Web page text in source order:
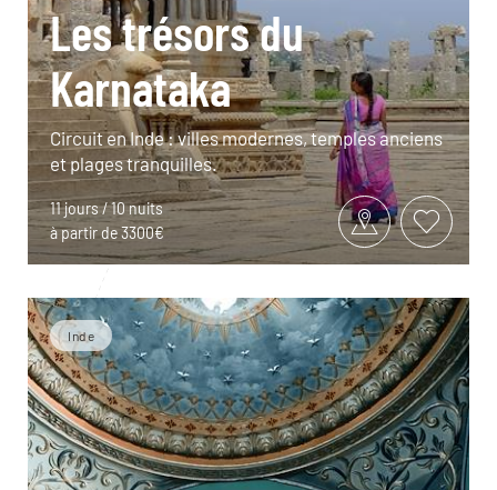
Les trésors du
Karnataka
Circuit en Inde : villes modernes, temples anciens
et plages tranquilles.
11 jours / 10 nuits
à partir de 3300€
Inde